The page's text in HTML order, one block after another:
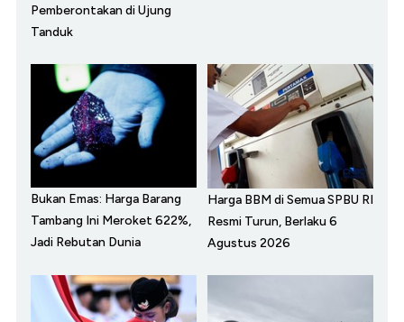
Pemberontakan di Ujung
Tanduk
Bukan Emas: Harga Barang
Tambang Ini Meroket 622%,
Jadi Rebutan Dunia
Harga BBM di Semua SPBU RI
Resmi Turun, Berlaku 6
Agustus 2026